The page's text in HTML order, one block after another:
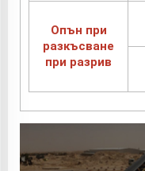
Опън при
разкъсване
при разрив